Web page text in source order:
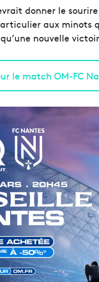
donner le
aux minots
nouvelle
le match OM-FC